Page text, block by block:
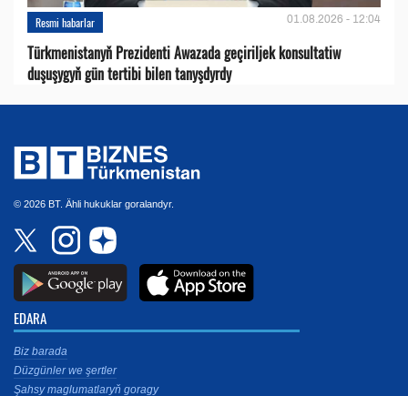
Resmi habarlar 01.08.2026 - 12:04
Türkmenistanyň Prezidenti Awazada geçiriljek konsultatiw
duşuşygyň gün tertibi bilen tanyşdyrdy
© 2026 BT. Ähli hukuklar goralandyr.
EDARA
Biz barada
Düzgünler we şertler
Şahsy maglumatlaryň goragy